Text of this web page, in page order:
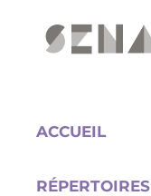
ACCUEIL
RÉPERTOIRES